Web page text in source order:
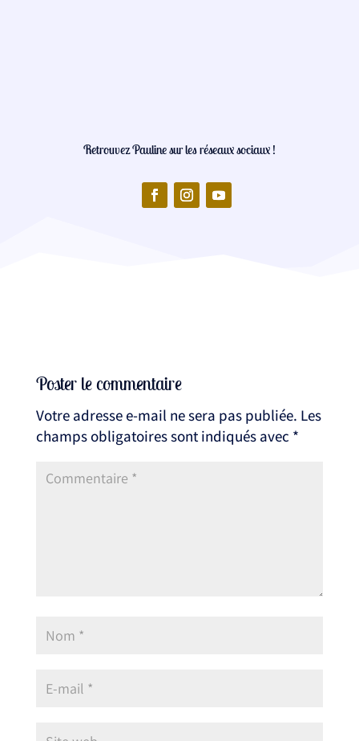
Retrouvez Pauline sur les réseaux sociaux !
Poster le commentaire
Votre adresse e-mail ne sera pas publiée. Les
champs obligatoires sont indiqués avec *